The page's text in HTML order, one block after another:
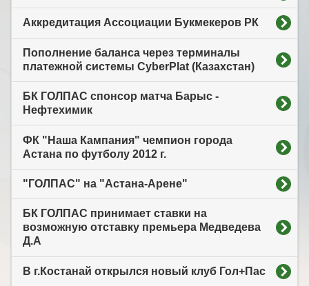
Аккредитация Ассоциации Букмекеров РК
Пополнение баланса через терминалы
платежной системы CyberPlat (Казахстан)
БК ГОЛПАС спонсор матча Барыс -
Нефтехимик
ФК "Наша Кампания" чемпион города
Астана по футболу 2012 г.
"ГОЛПАС" на "Астана-Арене"
БК ГОЛПАС принимает ставки на
возможную отставку премьера Медведева
Д.А
В г.Костанай открылся новый клуб Гол+Пас